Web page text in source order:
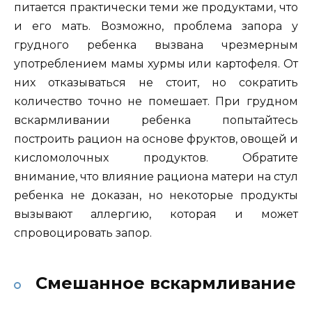
питается практически теми же продуктами, что
и его мать. Возможно, проблема запора у
грудного ребенка вызвана чрезмерным
употреблением мамы хурмы или картофеля. От
них отказываться не стоит, но сократить
количество точно не помешает. При грудном
вскармливании ребенка попытайтесь
построить рацион на основе фруктов, овощей и
кисломолочных продуктов. Обратите
внимание, что влияние рациона матери на стул
ребенка не доказан, но некоторые продукты
вызывают аллергию, которая и может
спровоцировать запор.
Смешанное вскармливание